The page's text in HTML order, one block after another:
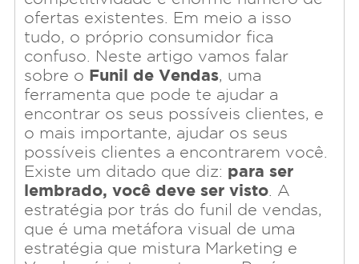
ofertas existentes. Em meio a isso
tudo, o próprio consumidor fica
confuso. Neste artigo vamos falar
sobre o Funil de Vendas, uma
ferramenta que pode te ajudar a
encontrar os seus possíveis clientes, e
o mais importante, ajudar os seus
possíveis clientes a encontrarem você.
Existe um ditado que diz: para ser
lembrado, você deve ser visto . A
estratégia por trás do funil de vendas,
que é uma metáfora visual de uma
estratégia que mistura Marketing e